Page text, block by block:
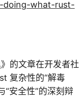
doing-what-rust-
》的文章在开发者社
复杂性的“解毒
“安全性”的深刻辩